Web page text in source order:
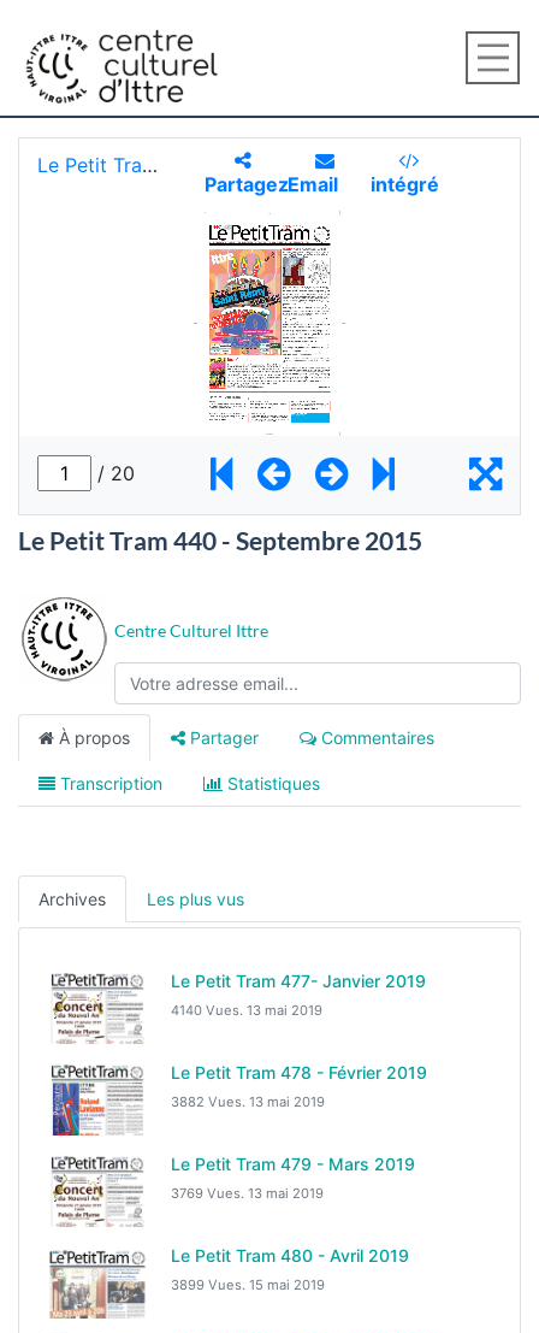
Le Petit Tram 440 - Septembre 2015
Centre Culturel Ittre
À propos Partager Commentaires
Transcription Statistiques
Archives Les plus vus
Le Petit Tram 477- Janvier 2019
4140 Vues. 13 mai 2019
Le Petit Tram 478 - Février 2019
3882 Vues. 13 mai 2019
Le Petit Tram 479 - Mars 2019
3769 Vues. 13 mai 2019
Le Petit Tram 480 - Avril 2019
3899 Vues. 15 mai 2019